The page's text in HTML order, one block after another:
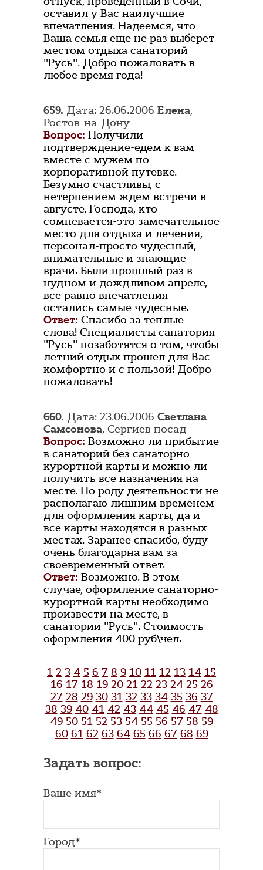
оставил у Вас наилучшие
впечатления. Надеемся, что
Ваша семья еще не раз выберет
местом отдыха санаторий
"Русь". Добро пожаловать в
любое время года!
659. Дата: 26.06.2006 Елена,
Ростов-на-Дону
Вопрос: Получили
подтверждение-едем к вам
вместе с мужем по
корпоративной путевке.
Безумно счастливы, с
нетерпением ждем встречи в
августе. Господа, кто
сомневается-это замечательное
место для отдыха и лечения,
персонал-просто чудесный,
внимательные и знающие
врачи. Были прошлый раз в
нудном и дождливом апреле,
все равно впечатления
остались самые чудесные.
Ответ: Спасибо за теплые
слова! Специалисты санатория
"Русь" позаботятся о том, чтобы
летний отдых прошел для Вас
комфортно и с пользой! Добро
пожаловать!
660. Дата: 23.06.2006 Светлана
Самсонова, Сергиев посад
Вопрос: Возможно ли прибытие
в санаторий без санаторно
курортной карты и можно ли
получить все назначения на
месте. По роду деятельности не
располагаю лишним временем
для оформления карты, да и
все карты находятся в разных
местах. Заранее спасибо, буду
очень благодарна вам за
своевременный ответ.
Ответ: Возможно. В этом
случае, оформление санаторно-
курортной карты необходимо
произвести на месте, в
санатории "Русь". Стоимость
оформления 400 руб\чел.
1 2 3 4 5 6 7 8 9 10 11 12 13 14 15
16 17 18 19 20 21 22 23 24 25 26
27 28 29 30 31 32 33 34 35 36 37
38 39 40 41 42 43 44 45 46 47 48
49 50 51 52 53 54 55 56 57 58 59
60 61 62 63 64 65 66 67 68 69
Задать вопрос:
Ваше имя*
Город*